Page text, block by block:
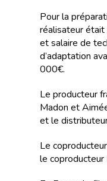
Pour la
réalisateur
et salaire de
d’adaptation
000€.
Le producteur
Madon et
et le
Le
le coproducteur